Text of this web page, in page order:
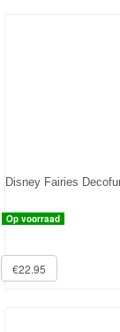
dinosaurus
Dora
-
Diego
Disney Fairies
Op voorraad
€22.95